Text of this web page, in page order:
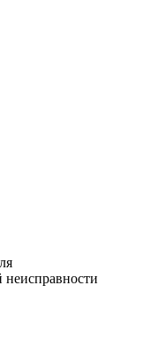
неисправности